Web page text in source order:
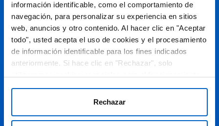
información identificable, como el comportamiento de
navegación, para personalizar su experiencia en sitios
web, anuncios y otro contenido. Al hacer clic en "Aceptar
todo", usted acepta el uso de cookies y el procesamiento
de información identificable para los fines indicados
anteriormente. Si hace clic en "Rechazar", solo
del sitio web y no para optimizarlo ni personalizarlo. En
cualquier momento, puede ver, cambiar o retirar su
Cookies" en el pie de página de cada página.
Rechazar
DECLARACIÓN DE COOKIES
POLÍTICA DE PRIVACIDAD
Este sitio web está orientado a profesionales sanitarios de
España.
SC-ES-CP-00099, SC-ES-CP-00101, SC-ES-AMG145-00103, SC-
ES-CP-00064, SC-ES-CP-00007, SC-ES-CP-00100, SC-ES-
AMG145-00544
Fecha de actualización AGOSTO 2026